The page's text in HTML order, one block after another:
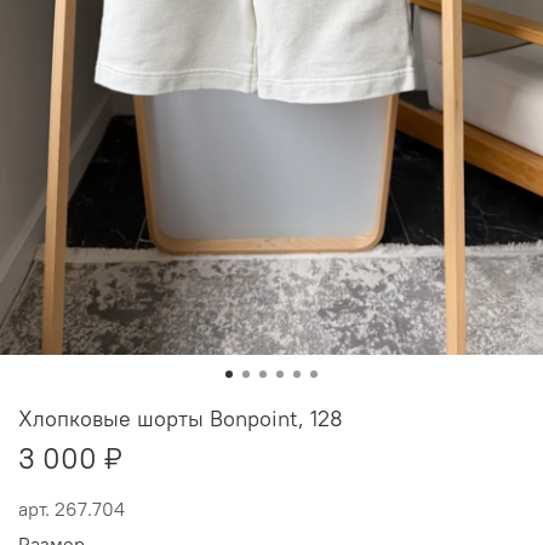
арт. 267.704
Хлопковые шорты Bonpoint, 128
3 000 ₽